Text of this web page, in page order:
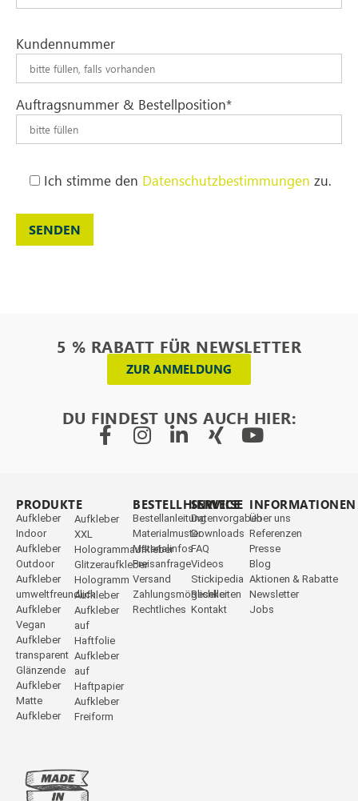
Kundennummer
Auftragsnummer & Bestellposition*
Ich stimme den Datenschutzbestimmungen zu.
5 % RABATT FÜR NEWSLETTER
ZUR ANMELDUNG
DU FINDEST UNS AUCH HIER:
PRODUKTE
Aufkleber
Indoor
Aufkleber
Outdoor
Aufkleber
umweltfreundlich
Aufkleber
Vegan
Aufkleber
transparent
Glänzende
Aufkleber
Matte
Aufkleber
_
Aufkleber
XXL
Hologrammaufkleber
Glitzeraufkleber
Hologramm
Aufkleber
Aufkleber
auf
Haftfolie
Aufkleber
auf
Haftpapier
Aufkleber
Freiform
BESTELLHINWEISE
Bestellanleitung
Materialmuster
Materialinfos
Preisanfrage
Versand
Zahlungsmöglichkeiten
Rechtliches
SERVICE
Datenvorgaben
Downloads
FAQ
Videos
Stickipedia
Reseller
Kontakt
INFORMATIONEN
Über uns
Referenzen
Presse
Blog
Aktionen & Rabatte
Newsletter
Jobs